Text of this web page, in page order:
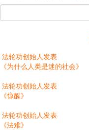
法轮功创始人发表
《为什么人类是迷的社会》
法轮功创始人发表
《惊醒》
法轮功创始人发表
《法难》